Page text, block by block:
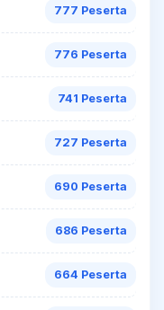
777 Peserta
776 Peserta
741 Peserta
727 Peserta
690 Peserta
686 Peserta
664 Peserta